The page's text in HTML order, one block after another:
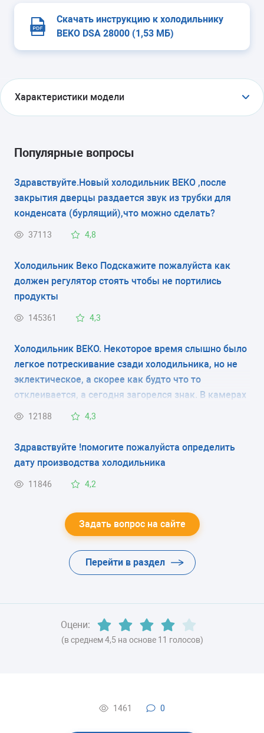
Скачать инструкцию к холодильнику
BEKO DSA 28000 (1,53 МБ)
Характеристики модели
холодильник с морозильником
ТИП УПРАВЛЕНИЯ
электромеханическое
РАЗМЕРЫ (ШXГXВ)
54x60x160 см
1
РАЗМОРАЖИВАНИЕ МОРОЗИЛЬНОЙ КАМЕРЫ
ручное
капельная система
ЭНЕРГОПОТРЕБЛЕНИЕ
R600a (изобутан)
Популярные вопросы
Здравствуйте.Новый холодильник ВЕКО ,после
закрытия дверцы раздается звук из трубки для
конденсата (бурлящий),что можно сделать?
37113 4,8
Холодильник Веко Подскажите пожалуйста как
должен регулятор стоять чтобы не портились
продукты
145361 4,3
Холодильник ВЕКО. Некоторое время слышно было
легкое потрескивание сзади холодильника, но не
эклектическое, а скорее как будто что то
отклеивается, а сегодня загорелся знак. В камерах
холодно, но температуру пока не измерял(нечем).
ошибку. И что делать если это не поможет?
12188 4,3
Здравствуйте !помогите пожалуйста определить
дату производства холодильника
11846 4,2
Задать вопрос на сайте
Перейти в раздел
Оцени:
(в среднем 4,5 на основе 11 голосов)
1461 0